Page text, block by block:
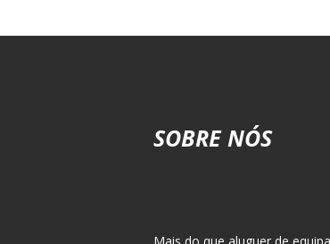
SOBRE NÓS